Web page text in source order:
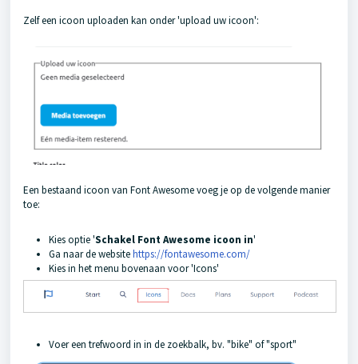
Zelf een icoon uploaden kan onder 'upload uw icoon':
Een bestaand icoon van Font Awesome voeg je op de volgende manier
toe:
Kies optie 'Schakel Font Awesome icoon in'
Ga naar de websitehttps://fontawesome.com/
Kies in het menu bovenaan voor 'Icons'
Voer een trefwoord in in de zoekbalk, bv. "bike" of "sport"